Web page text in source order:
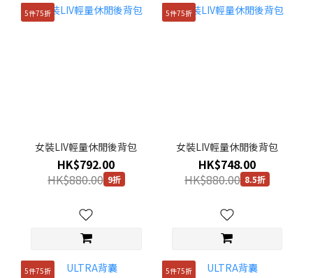
5件75折
女裝LIV輕量休閒後背包
HK$792.00
HK$880.00 9折
5件75折
女裝LIV輕量休閒後背包
HK$748.00
HK$880.00 8.5折
5件75折 5件75折